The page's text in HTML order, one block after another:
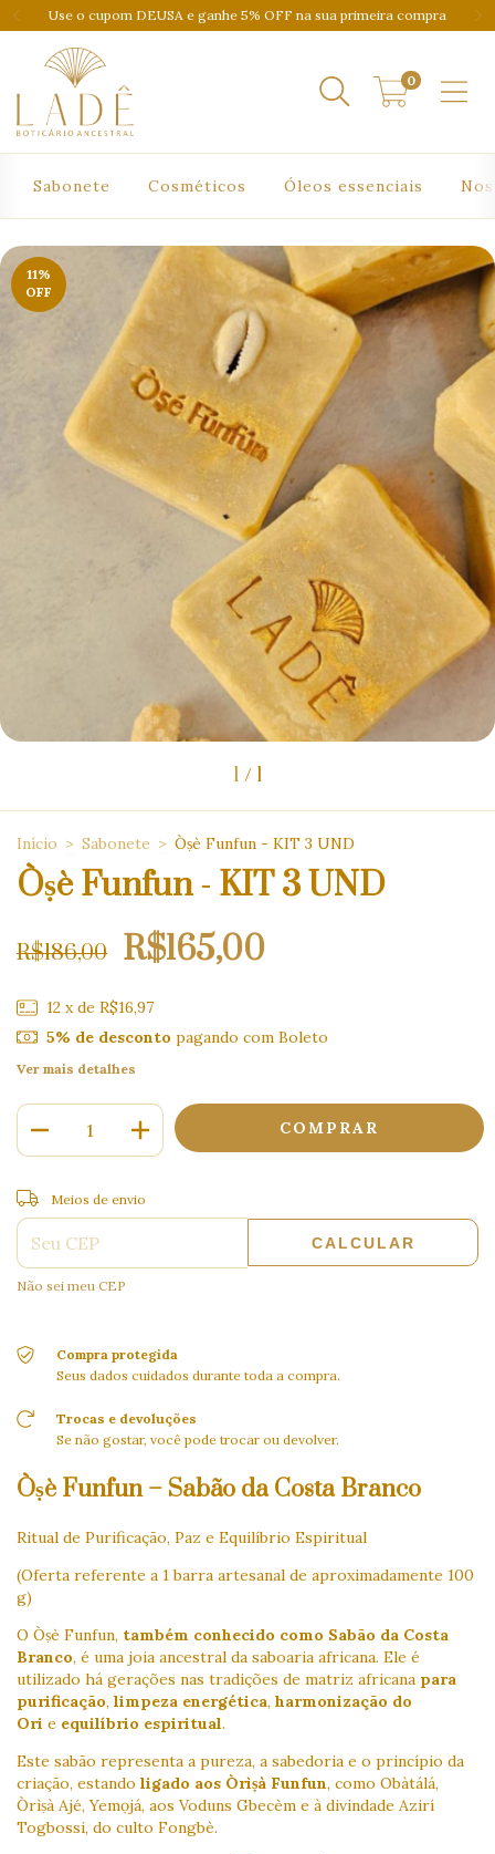
Use o cupom DEUSA e ganhe 5% OFF na sua primeira compra
0
Sabonete Cosméticos Óleos essenciais
11%
OFF
1 / 1
Início > Sabonete > Òṣè Funfun - KIT 3 UND
Òṣè Funfun - KIT 3 UND
R$186,00 R$165,00
12 x de R$16,97
5% de desconto pagando com Boleto
Ver mais detalhes
Entregas para o CEP:
Meios de envio
CALCULAR
Não sei meu CEP
Compra protegida
Seus dados cuidados durante toda a compra.
Trocas e devoluções
Se não gostar, você pode trocar ou devolver.
Òṣè Funfun – Sabão da Costa Branco
Ritual de Purificação, Paz e Equilíbrio Espiritual
(Oferta referente a 1 barra artesanal de aproximadamente 100
g)
O Òṣè Funfun, também conhecido como Sabão da Costa
Branco, é uma joia ancestral da saboaria africana. Ele é
utilizado há gerações nas tradições de matriz africana para
purificação, limpeza energética, harmonização do
Ori e equilíbrio espiritual.
Este sabão representa a pureza, a sabedoria e o princípio da
criação, estando ligado aos Òrìṣà Funfun, como Obàtálá,
Òrìṣà Ajé, Yemọjá, aos Voduns Gbecèm e à divindade Azirí
Togbossi, do culto Fongbè.